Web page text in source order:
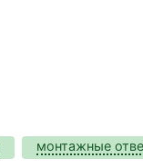
монтажные